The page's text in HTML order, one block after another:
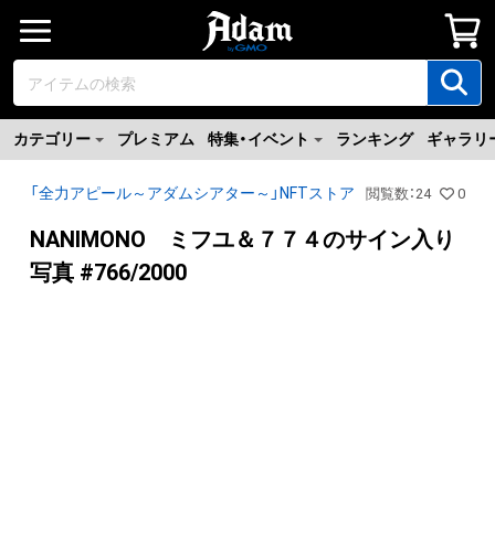
カテゴリー プレミアム 特集・イベント ランキング ギャラリ
「全力アピール～アダムシアター～」NFTストア 閲覧数 ：24 0
NANIMONO ミフユ＆７７４のサイン入り
写真 #766/2000